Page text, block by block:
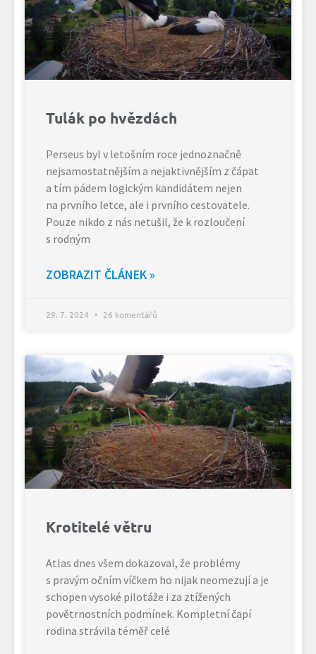
Tulák po hvězdách
Perseus byl v letošním roce jednoznačně
nejsamostatnějším a nejaktivnějším z čápat
a tím pádem logickým kandidátem nejen
na prvního letce, ale i prvního cestovatele.
Pouze nikdo z nás netušil, že k rozloučení
s rodným
ZOBRAZIT ČLÁNEK »
29. 7. 2024 26 komentářů
Krotitelé větru
Atlas dnes všem dokazoval, že problémy
s pravým očním víčkem ho nijak neomezují a je
schopen vysoké pilotáže i za ztížených
povětrnostních podmínek. Kompletní čapí
rodina strávila téměř celé